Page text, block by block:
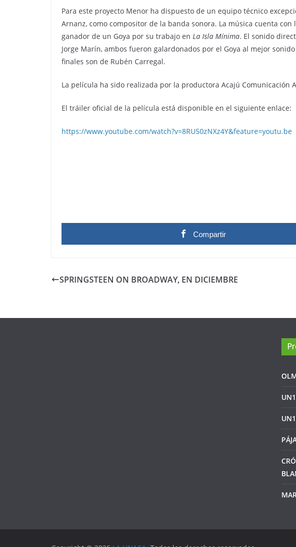
Para este proyecto Menor ha dispuesto de un equipo técnico
Arnanz, como compositor de la banda sonora. La música cuenta
ganador de un Goya por su trabajo en La Isla Mínima. El sonido
Jorge Marín, ambos fueron galardonados por el Goya al mejor
finales son de Rubén Carregal.
La película ha sido realizada por la productora Acajú
El tráiler oficial de la película está disponible en el siguiente enlace:
https://www.youtube.com/watch?v=8RU50zNXz4Y&feature=youtu.be
Compartir
SPRINGSTEEN ON BROADWAY, EN DICIEMBRE